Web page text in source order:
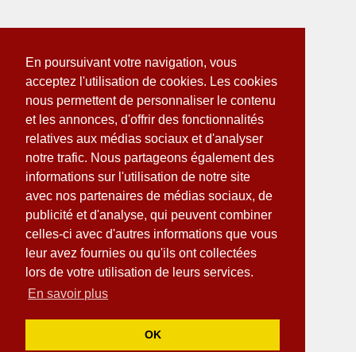
En poursuivant votre navigation, vous
acceptez l'utilisation de cookies. Les cookies
nous permettent de personnaliser le contenu
et les annonces, d'offrir des fonctionnalités
relatives aux médias sociaux et d'analyser
notre trafic. Nous partageons également des
informations sur l'utilisation de notre site
avec nos partenaires de médias sociaux, de
publicité et d'analyse, qui peuvent combiner
celles-ci avec d'autres informations que vous
leur avez fournies ou qu'ils ont collectées
lors de votre utilisation de leurs services.
En savoir plus
OK